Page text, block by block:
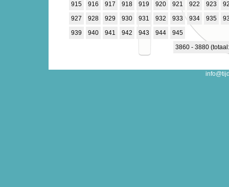
915
916 917 918 919 920 921 922 923
927
928 929 930 931 932 933 934 935
939
940 941 942 943 944
945
3860 - 3880